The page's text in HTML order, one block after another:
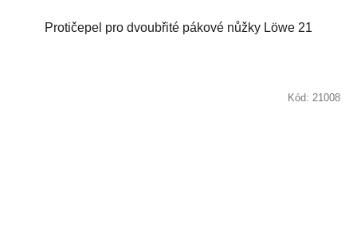
Protičepel pro dvoubřité pákové nůžky Löwe 21
Kód: 21008